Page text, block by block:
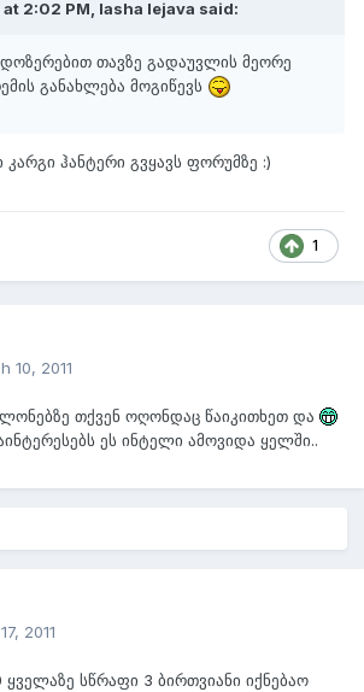
at 2:02 PM, lasha lejava said:
თავზე გადაუვლის მეორე
განახლება მოგიწევს
კარგი ჰანტერი გვყავს ფორუმზე :)
1
10, 2011
თქვენ ოღონდაც წაიკითხეთ და
ეს ინტელი ამოვიდა ყელში..
2011
ყველაზე სწრაფი 3 ბირთვიანი იქნებაო